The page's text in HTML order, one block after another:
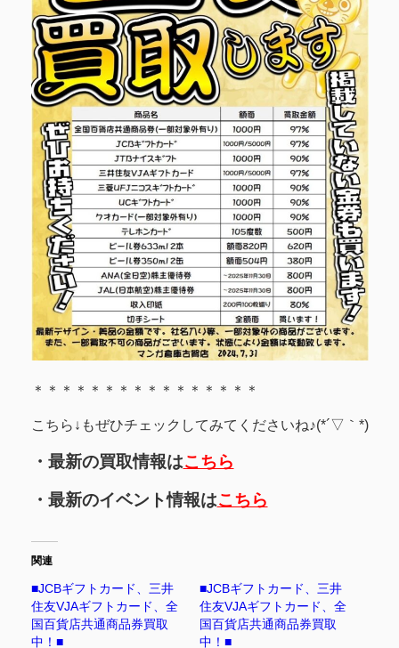
＊＊＊＊＊＊＊＊＊＊＊＊＊＊＊＊
こちら↓もぜひチェックしてみてくださいね♪(*´▽｀*)
・最新の買取情報はこちら
・最新のイベント情報はこちら
関連
■JCBギフトカード、三井
住友VJAギフトカード、全
国百貨店共通商品券買取
中！■
■JCBギフトカード、三井
住友VJAギフトカード、全
国百貨店共通商品券買取
中！■